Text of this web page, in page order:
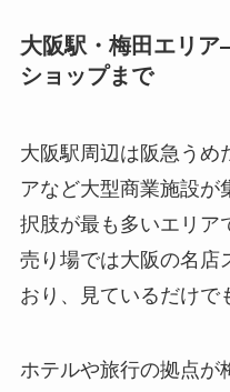
大阪駅・梅田エリ
ショップまで
大阪駅周辺は阪急うめ
アなど大型商業施設が
択肢が最も多いエリア
売り場では大阪の名店
おり、見ているだけで
ホテルや旅行の拠点が